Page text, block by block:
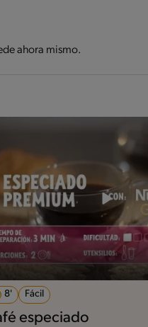
ahora mismo.
8' Fácil
especiado